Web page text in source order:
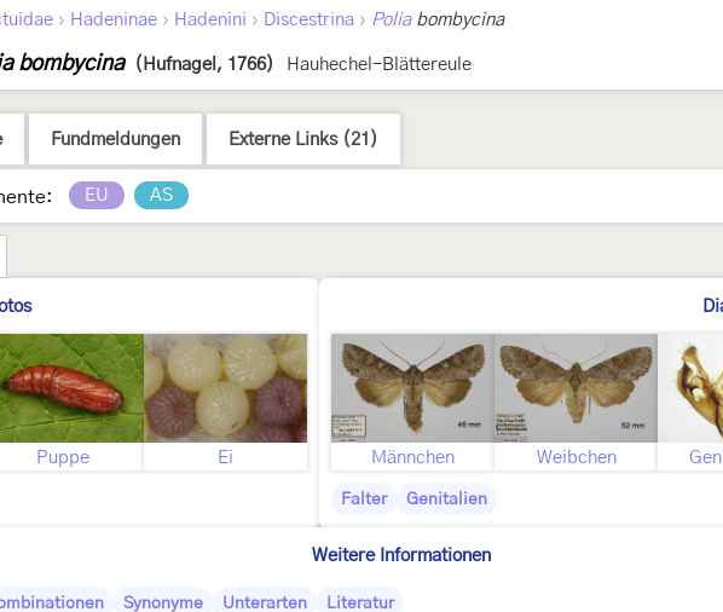
› Hadeninae › Hadenini › Discestrina › Poliabombycina
bombycina (Hufnagel, 1766) Hauhechel-Blättereule
Fundmeldungen Externe Links (21)
EU AS
Puppe Ei Männchen Weibchen
Falter Genitalien
Weitere Informationen
Synonyme Unterarten Literatur